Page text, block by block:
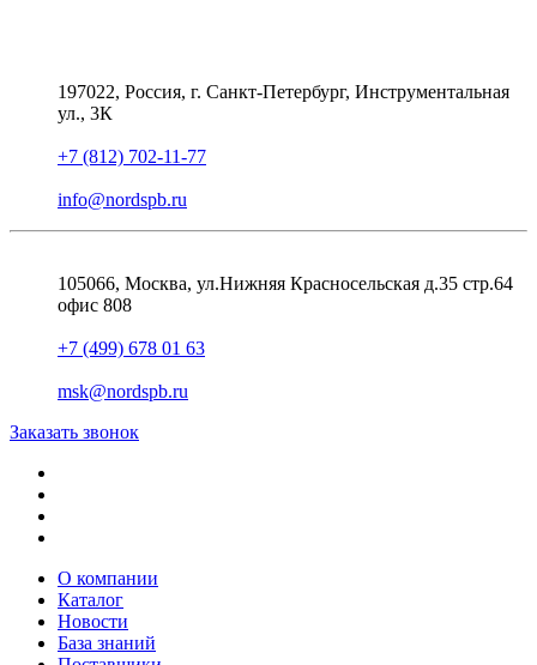
197022, Россия, г. Санкт-Петербург, Инструментальная
ул., 3К
+7 (812) 702-11-77
info@nordspb.ru
105066, Москва, ул.Нижняя Красносельская д.35 стр.64
офис 808
+7 (499) 678 01 63
msk@nordspb.ru
Заказать звонок
О компании
Каталог
Новости
База знаний